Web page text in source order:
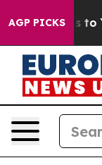
AGP PICKS
Harms to Youth